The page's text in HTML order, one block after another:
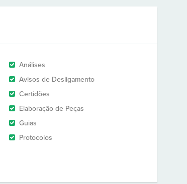
Análises
Avisos de Desligamento
Certidões
Elaboração de Peças
Guias
Protocolos